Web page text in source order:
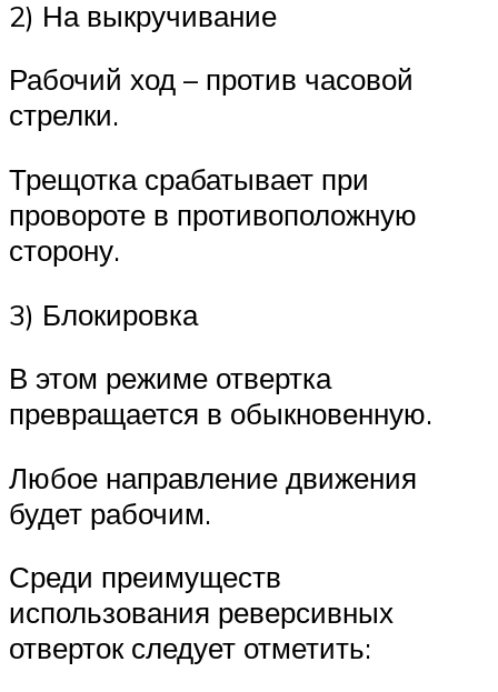
2) На выкручивание
Рабочий ход – против часовой
стрелки.
Трещотка срабатывает при
провороте в противоположную
сторону.
3) Блокировка
В этом режиме отвертка
превращается в обыкновенную.
Любое направление движения
будет рабочим.
Среди преимуществ
использования реверсивных
отверток следует отметить: